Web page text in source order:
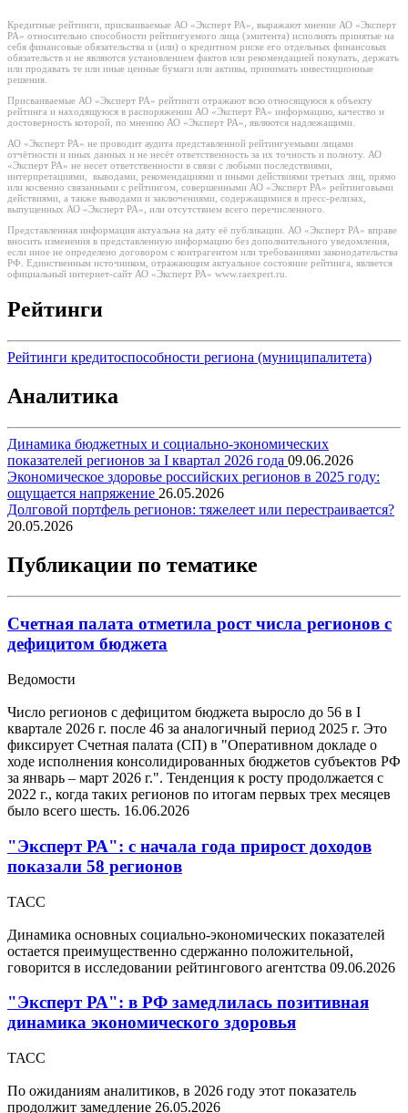
Кредитные рейтинги, присваиваемые АО «Эксперт РА», выражают мнение АО «Эксперт
РА» относительно способности рейтингуемого лица (эмитента) исполнять принятые на
себя финансовые обязательства и (или) о кредитном риске его отдельных финансовых
обязательств и не являются установлением фактов или рекомендацией покупать, держать
или продавать те или иные ценные бумаги или активы, принимать инвестиционные
решения.
Присваиваемые АО «Эксперт РА» рейтинги отражают всю относящуюся к объекту
рейтинга и находящуюся в распоряжении АО «Эксперт РА» информацию, качество и
достоверность которой, по мнению АО «Эксперт РА», являются надлежащими.
АО «Эксперт РА» не проводит аудита представленной рейтингуемыми лицами
отчётности и иных данных и не несёт ответственность за их точность и полноту. АО
«Эксперт РА» не несет ответственности в связи с любыми последствиями,
интерпретациями, выводами, рекомендациями и иными действиями третьих лиц, прямо
или косвенно связанными с рейтингом, совершенными АО «Эксперт РА» рейтинговыми
действиями, а также выводами и заключениями, содержащимися в пресс-релизах,
выпущенных АО «Эксперт РА», или отсутствием всего перечисленного.
Представленная информация актуальна на дату её публикации. АО «Эксперт РА» вправе
вносить изменения в представленную информацию без дополнительного уведомления,
если иное не определено договором с контрагентом или требованиями законодательства
РФ. Единственным источником, отражающим актуальное состояние рейтинга, является
официальный интернет-сайт АО «Эксперт РА» www.raexpert.ru.
Рейтинги
Рейтинги кредитоспособности региона (муниципалитета)
Аналитика
Динамика бюджетных и социально-экономических
показателей регионов за I квартал 2026 года 09.06.2026
Экономическое здоровье российских регионов в 2025 году:
ощущается напряжение 26.05.2026
Долговой портфель регионов: тяжелеет или перестраивается?
20.05.2026
Публикации по тематике
Счетная палата отметила рост числа регионов с
дефицитом бюджета
Ведомости
Число регионов с дефицитом бюджета выросло до 56 в I
квартале 2026 г. после 46 за аналогичный период 2025 г. Это
фиксирует Счетная палата (СП) в "Оперативном докладе о
ходе исполнения консолидированных бюджетов субъектов РФ
за январь – март 2026 г.". Тенденция к росту продолжается с
2022 г., когда таких регионов по итогам первых трех месяцев
было всего шесть. 16.06.2026
"Эксперт РА": с начала года прирост доходов
показали 58 регионов
ТАСС
Динамика основных социально-экономических показателей
остается преимущественно сдержанно положительной,
говорится в исследовании рейтингового агентства 09.06.2026
"Эксперт РА": в РФ замедлилась позитивная
динамика экономического здоровья
ТАСС
По ожиданиям аналитиков, в 2026 году этот показатель
продолжит замедление 26.05.2026